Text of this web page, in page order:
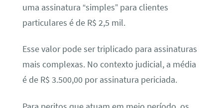
uma assinatura “simples” para clientes
particulares é de R$ 2,5 mil.
Esse valor pode ser triplicado para assinaturas
mais complexas. No contexto judicial, a média
é de R$ 3.500,00 por assinatura periciada.